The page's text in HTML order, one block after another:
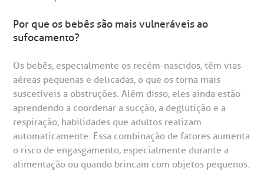
de Exames
Horário de atendimento: 2ª a 6ª feira das 7h às 18h
(11) 3505-1000
ouvidoria@bp.org.br
Fale Conosco
Endereço:
Rua Maestro Cardim, 769
CEP: 01323-001 | Bela Vista
São Paulo - SP
Financeiras
social da BP
corporativa
social
Telemedicina BP
de Infarto SUS
de Visita
socorro
de cópia de prontuário médico
de orçamento particular
de Excelência em Ortopedia
especialidades
Por que os bebês são mais vulneráveis ao
sufocamento?
Os bebês, especialmente os recém-nascidos, têm vias
aéreas pequenas e delicadas, o que os torna mais
suscetíveis a obstruções. Além disso, eles ainda estão
aprendendo a coordenar a sucção, a deglutição e a
respiração, habilidades que adultos realizam
automaticamente. Essa combinação de fatores aumenta
o risco de engasgamento, especialmente durante a
alimentação ou quando brincam com objetos pequenos.